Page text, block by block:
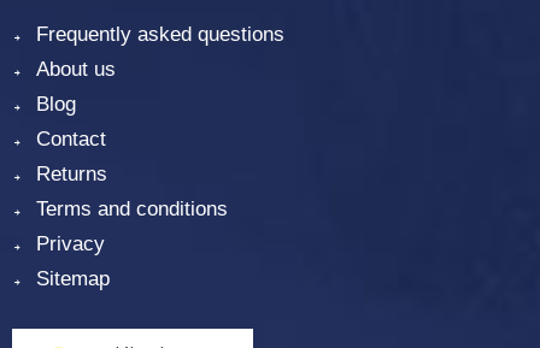
Frequently asked questions
About us
Blog
Contact
Returns
Terms and conditions
Privacy
Sitemap